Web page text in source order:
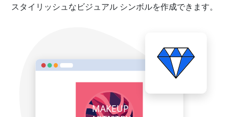
スタイリッシュなビジュアル シンボルを作成できます。